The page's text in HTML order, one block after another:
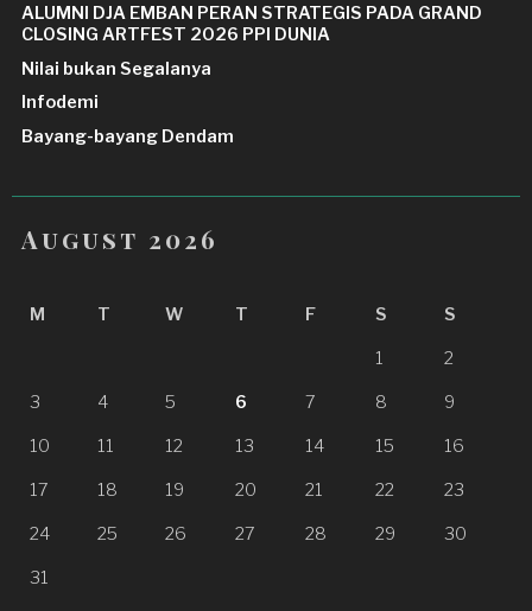
ALUMNI DJA EMBAN PERAN STRATEGIS PADA GRAND
CLOSING ARTFEST 2026 PPI DUNIA
Nilai bukan Segalanya
Infodemi
Bayang-bayang Dendam
August 2026
M T W T F S S
1 2
3 4 5 6 7 8 9
10 11 12 13 14 15 16
17 18 19 20 21 22 23
24 25 26 27 28 29 30
31